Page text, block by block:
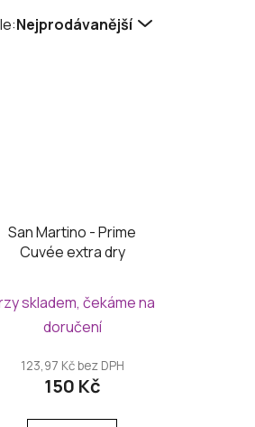
Nejprodávanější
San Martino - Prime
Cuvée extra dry
skladem, čekáme na
doručení
123,97 Kč bez DPH
150 Kč